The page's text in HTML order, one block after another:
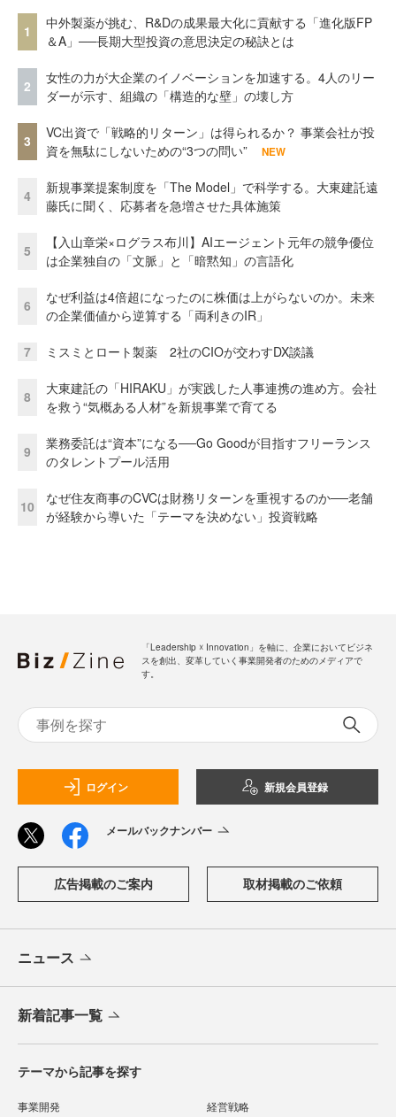
1
中外製薬が挑む、R&Dの成果最大化に貢献する「進化版FP
＆A」──長期大型投資の意思決定の秘訣とは
2
女性の力が大企業のイノベーションを加速する。4人のリー
ダーが示す、組織の「構造的な壁」の壊し方
3
VC出資で「戦略的リターン」は得られるか？ 事業会社が投
資を無駄にしないための“3つの問い”
NEW
4
新規事業提案制度を「The Model」で科学する。大東建託遠
藤氏に聞く、応募者を急増させた具体施策
5
【入山章栄×ログラス布川】AIエージェント元年の競争優位
は企業独自の「文脈」と「暗黙知」の言語化
6
なぜ利益は4倍超になったのに株価は上がらないのか。未来
の企業価値から逆算する「両利きのIR」
7 ミスミとロート製薬 2社のCIOが交わすDX談議
8
大東建託の「HIRAKU」が実践した人事連携の進め方。会社
を救う“気概ある人材”を新規事業で育てる
9
業務委託は“資本”になる──Go Goodが目指すフリーランス
のタレントプール活用
10
なぜ住友商事のCVCは財務リターンを重視するのか──老舗
が経験から導いた「テーマを決めない」投資戦略
「Leadership ☓ Innovation」を軸に、企業においてビジネ
スを創出、変革していく事業開発者のためのメディアで
す。
ログイン 新規会員登録
メールバックナンバー
広告掲載のご案内 取材掲載のご依頼
ニュース
新着記事一覧
テーマから記事を探す
事業開発 経営戦略